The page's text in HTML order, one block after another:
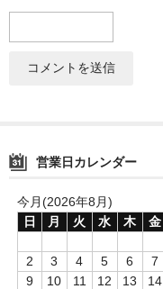
Kaloud
Khalil Mamoon
RF
Mamay Custom
MEXANIKA
営業日カレンダー
今月(2026年8月)
日
月 火 水 木 金
2
3 4 5 6 7
9
10 11 12 13 14